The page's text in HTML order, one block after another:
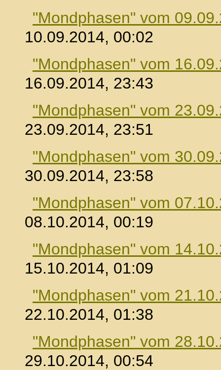
"Mondphasen" vom
10.09.2014, 00:02
"Mondphasen" vom
16.09.2014, 23:43
"Mondphasen" vom
23.09.2014, 23:51
"Mondphasen" vom
30.09.2014, 23:58
"Mondphasen" vom
08.10.2014, 00:19
"Mondphasen" vom
15.10.2014, 01:09
"Mondphasen" vom
22.10.2014, 01:38
"Mondphasen" vom
29.10.2014, 00:54